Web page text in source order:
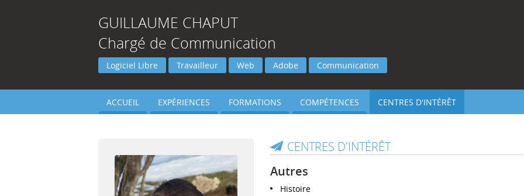
GUILLAUME CHAPUT
Chargé de Communication
Logiciel Libre Travailleur Web Adobe Communication
ACCUEIL EXPÉRIENCES FORMATIONS COMPÉTENCES CENTRES D'INTÉRÊT
CENTRES D'INTÉRÊT
Autres
Histoire